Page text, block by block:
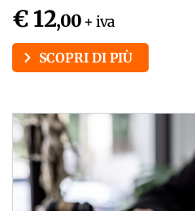
€ 12,00 + iva
SCOPRI DI PIÙ